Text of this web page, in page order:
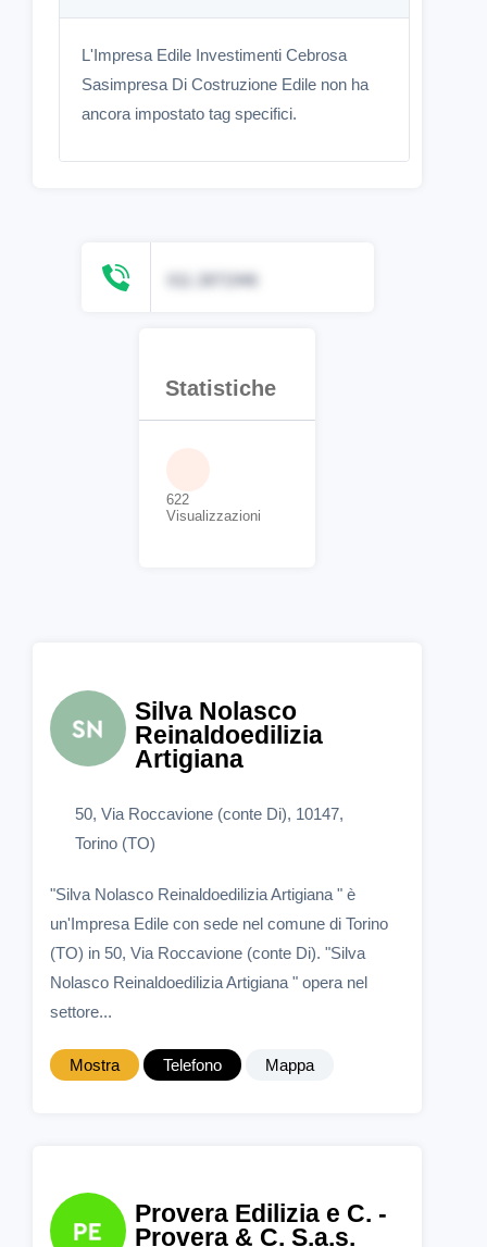
L'Impresa Edile Investimenti Cebrosa
Sasimpresa Di Costruzione Edile non ha
ancora impostato tag specifici.
011 2871946
Statistiche
622
Visualizzazioni
Silva Nolasco
Reinaldoedilizia
Artigiana
50, Via Roccavione (conte Di), 10147,
Torino (TO)
"Silva Nolasco Reinaldoedilizia Artigiana " è
un'Impresa Edile con sede nel comune di Torino
(TO) in 50, Via Roccavione (conte Di). "Silva
Nolasco Reinaldoedilizia Artigiana " opera nel
settore...
Mostra Telefono Mappa
Provera Edilizia e C. -
Provera & C. S.a.s.